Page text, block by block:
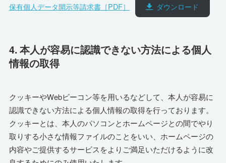
保有個人データ開示等請求書［PDF］ ダウンロード
4. 本人が容易に認識できない方法による個人
情報の取得
クッキーやWebビーコン等を用いるなどして、本人が容易に
認識できない方法による個人情報の取得を行っております。
クッキーとは、本人のパソコンとホームページとの間でやり
取りする小さな情報ファイルのことをいい、ホームページの
内容やご提供するサービスをよりご満足いただけるように改